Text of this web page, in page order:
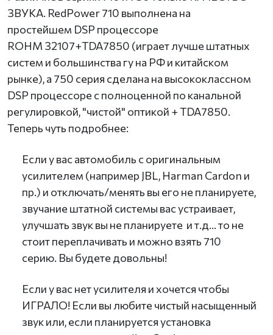
ЗВУКА. RedPower 710 выполнена на
простейшем DSP процессоре
ROHM 32107+TDA7850 (играет лучше штатных
систем и большинства гу на РФ и китайском
рынке), а 750 серия сделана на высококлассном
DSP процессоре с полноценной по канальной
регулировкой, "чистой" оптикой + TDA7850.
Теперь чуть подробнее:
Если у вас автомобиль с оригинальным
усилителем (например JBL, Harman Cardon и
пр.) и отключать/менять вы его не планируете,
звучание штатной системы вас устраивает,
улучшать звук вы не планируете и т.д... то не
стоит переплачивать и можно взять 710
серию. Вы будете довольны!
Если у вас нет усилителя и хочется чтобы
ИГРАЛО! Если вы любите чистый насыщенный
звук или, если планируется установка